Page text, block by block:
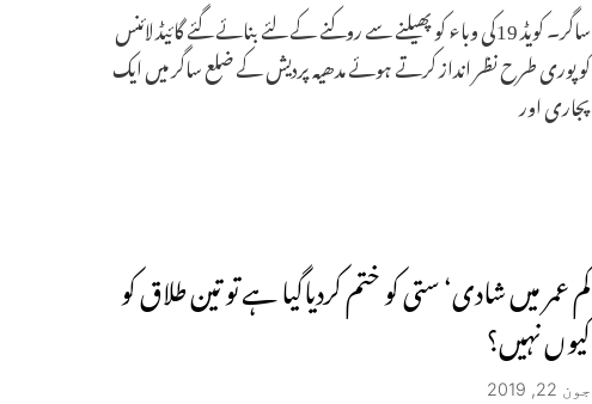
ساگر۔ کویڈ 19کی وباء کو پھیلنے سے روکنے کے لئے بنائے گئے گائیڈ لائنس
کو پوری طرح نظر انداز کرتے ہوئے مدھیہ پردیش کے ضلع ساگر میں ایک
پجاری اور
کم عمر میں شادی‘ ستی کو ختم کردیاگیا ہے تو تین طلاق کو
کیوں نہیں؟
جون 22, 2019